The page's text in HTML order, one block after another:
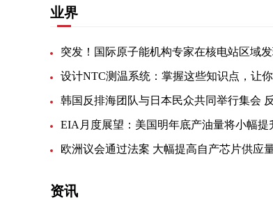
业界
突发！国际原子能机构专家在核电站区域
设计NTC测温系统：掌握这些知识点，让你
欧洲议会通过法案 大幅提高自产芯片供应
资讯